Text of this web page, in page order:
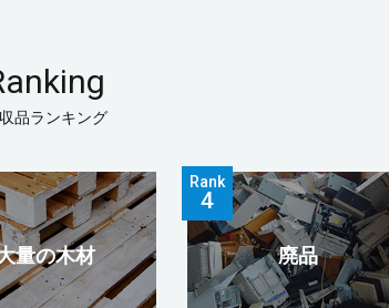
品ランキング
量の木材
Rank
廃品